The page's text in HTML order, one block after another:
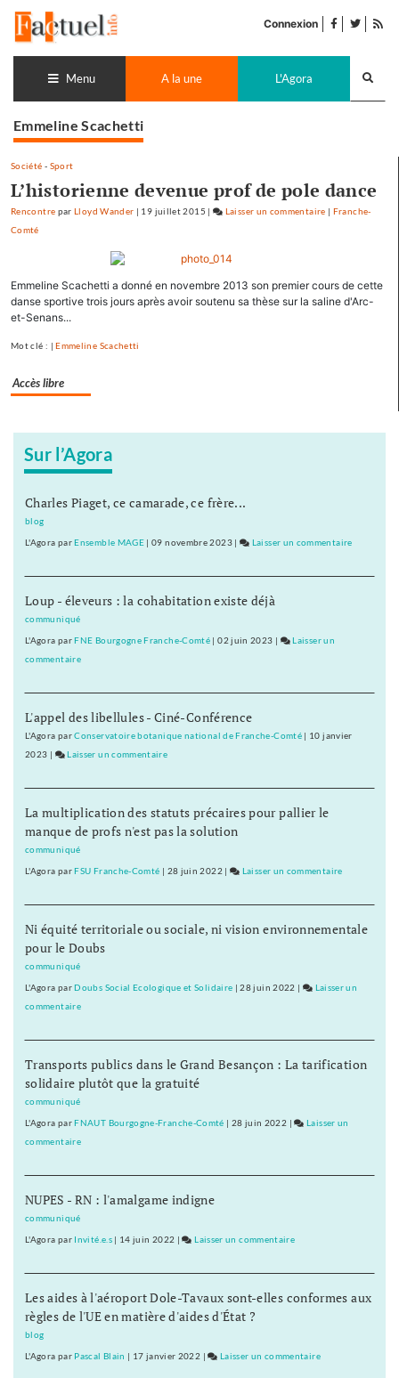
contenu
Connexion facebook
twitter
Menu A la une L'Agora
Emmeline Scachetti
Société - Sport
L’historienne devenue prof de pole dance
Rencontre parLloyd Wander | 19 juillet 2015 | Laisser un commentaire on
de
pole
| Franche-
Comté
Emmeline Scachetti a donné en novembre 2013 son premier cours de cette
danse sportive trois jours après avoir soutenu sa thèse sur la saline d'Arc-
et-Senans...
Mot clé : |Emmeline Scachetti
Accès libre
Sur l’Agora
Charles Piaget, ce camarade, ce frère...
blog
L'Agora parEnsemble MAGE |09 novembre 2023| Laisser un commentaire
devenue
Loup - éleveurs : la cohabitation existe déjà
communiqué
L'Agora parFNE Bourgogne Franche-Comté |02 juin 2023 |
Laisser un
commentaireon
devenue
prof
de
pole
L'appel des libellules - Ciné-Conférence
L'Agora parConservatoire botanique national de Franche-Comté| 10 janvier
2023 | Laisser un commentaire
devenue
prof
de
dance
La multiplication des statuts précaires pour pallier le
manque de profs n'est pas la solution
communiqué
L'Agora parFSU Franche-Comté | 28 juin 2022 | Laisser un commentaire
devenue
prof
Ni équité territoriale ou sociale, ni vision environnementale
pour le Doubs
communiqué
L'Agora parDoubs Social Ecologique et Solidaire |28 juin 2022 |
Laisser un
commentaireon
devenue
prof
de
dance
Transports publics dans le Grand Besançon : La tarification
solidaire plutôt que la gratuité
communiqué
L'Agora parFNAUT Bourgogne-Franche-Comté | 28 juin 2022 |
Laisser un
commentaireon
devenue
prof
pole
NUPES - RN : l'amalgame indigne
communiqué
L'Agora par Invité.e.s| 14 juin 2022 | Laisser un commentaire
devenue
prof
dance
Les aides à l'aéroport Dole-Tavaux sont-elles conformes aux
règles de l'UE en matière d'aides d'État ?
blog
L'Agora par Pascal Blain | 17 janvier 2022 | Laisser un commentaireon